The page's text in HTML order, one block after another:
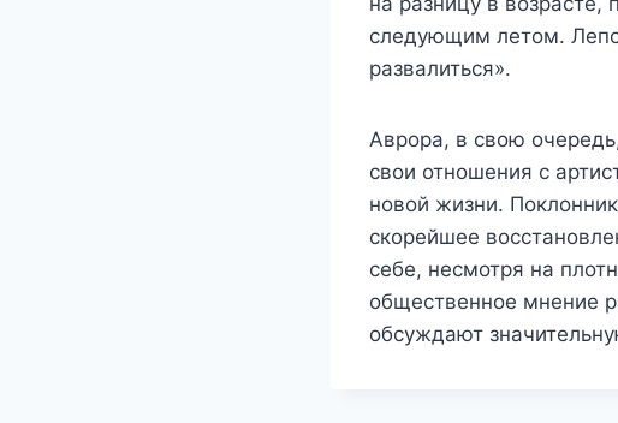
следующим летом.
развалиться».
Аврора, в свою
свои отношения с
новой жизни.
скорейшее
себе, несмотря на
общественное мнение
обсуждают